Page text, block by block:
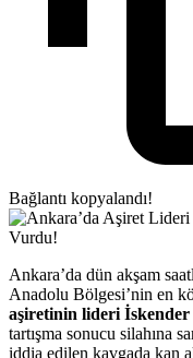
Bağlantı kopyalandı!
Ankara’da dün akşam
Anadolu Bölgesi’nin en
aşiretinin lideri
tartışma sonucu silahına
iddia edilen kavgada kan